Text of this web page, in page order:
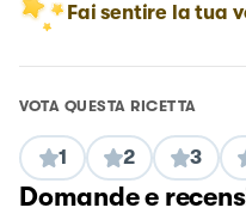
Fai sentire la tua
VOTA QUESTA RICETTA
1 2 3
Domande e